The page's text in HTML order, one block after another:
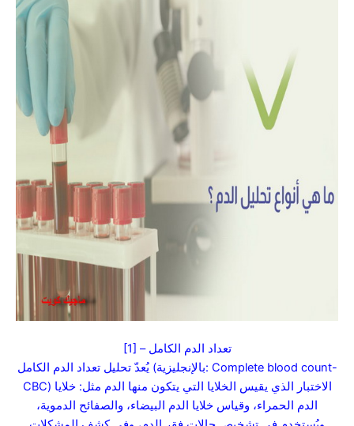
[1] – تعداد الدم الكامل
يُعدّ تحليل تعداد الدم الكامل (بالإنجليزية: Complete blood count-
CBC) الاختبار الذي يقيس الخلايا التي يتكون منها الدم مثل: خلايا
الدم الحمراء، وقياس خلايا الدم البيضاء، والصفائح الدموية،